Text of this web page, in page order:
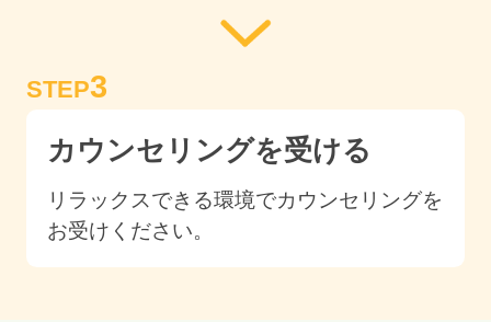
STEP3
カウンセリングを受ける
リラックスできる環境でカウンセリングを
お受けください。